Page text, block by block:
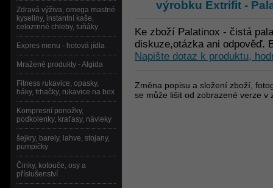
výrobku Extrifit -
Ke zboží Palatinox - čistá
diskuze,otázka ani odpověď.
Napište dotaz k produktu,
Změna popisu a složení zboží,
se může lišit od zobrazené verze
Zdravá výživa, omega mastné
kyseliny, instantní kaše,
celozrnné chleby, tuňáky
Expres menu - hotová jídla
Mražené produkty - Algida
Fitness rukavice, opasky,
háky, trhačky, rukavice na box
Kompresní ponožky,
podkolenky, kraťasy, návleky
šejkry, barely, lahve, stojany,
pumpičky
Činky, kotouče, osy a
příslušenství